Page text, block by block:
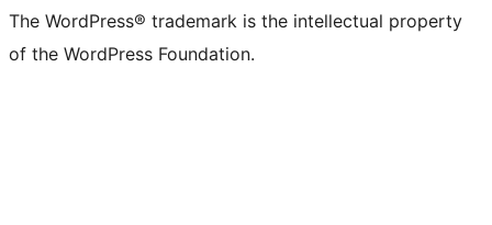
The WordPress® trademark is the intellectual property
of the WordPress Foundation.